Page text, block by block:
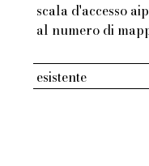
scala d'accesso
al numero di
esistente